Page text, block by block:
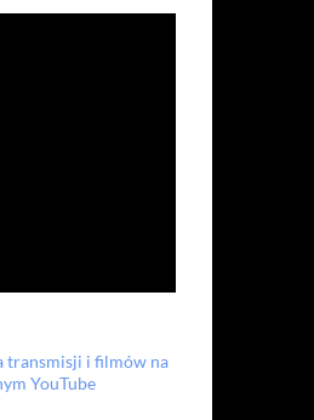
transmisji i filmów na
YouTube